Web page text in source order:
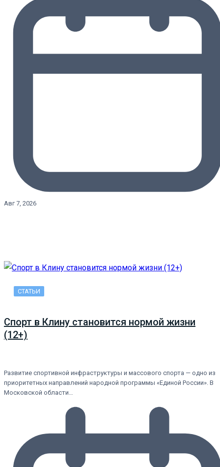
Авг 7, 2026
СТАТЬИ
Спорт в Клину становится нормой жизни
(12+)
Развитие спортивной инфраструктуры и массового спорта — одно из
приоритетных направлений народной программы «Единой России». В
Московской области…